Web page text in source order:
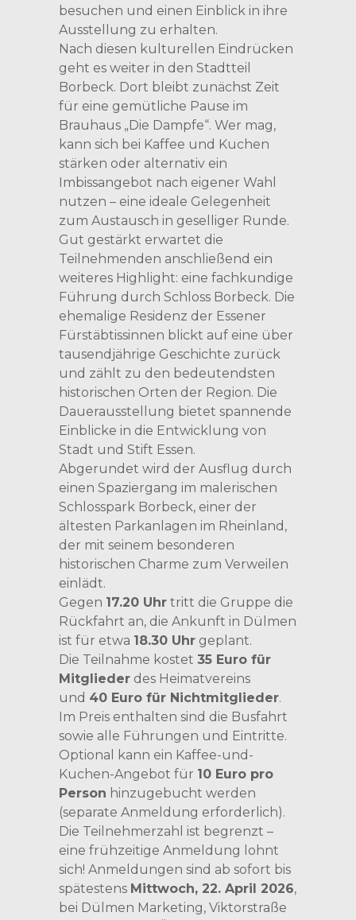
besuchen und einen Einblick in ihre
Ausstellung zu erhalten.
Nach diesen kulturellen Eindrücken
geht es weiter in den Stadtteil
Borbeck. Dort bleibt zunächst Zeit
für eine gemütliche Pause im
Brauhaus „Die Dampfe“. Wer mag,
kann sich bei Kaffee und Kuchen
stärken oder alternativ ein
Imbissangebot nach eigener Wahl
nutzen – eine ideale Gelegenheit
zum Austausch in geselliger Runde.
Gut gestärkt erwartet die
Teilnehmenden anschließend ein
weiteres Highlight: eine fachkundige
Führung durch Schloss Borbeck. Die
ehemalige Residenz der Essener
Fürstäbtissinnen blickt auf eine über
tausendjährige Geschichte zurück
und zählt zu den bedeutendsten
historischen Orten der Region. Die
Dauerausstellung bietet spannende
Einblicke in die Entwicklung von
Stadt und Stift Essen.
Abgerundet wird der Ausflug durch
einen Spaziergang im malerischen
Schlosspark Borbeck, einer der
ältesten Parkanlagen im Rheinland,
der mit seinem besonderen
historischen Charme zum Verweilen
einlädt.
Gegen 17.20 Uhrtritt die Gruppe die
Rückfahrt an, die Ankunft in Dülmen
ist für etwa 18.30 Uhrgeplant.
Die Teilnahme kostet 35 Euro für
Mitgliederdes Heimatvereins
und 40 Euro für Nichtmitglieder.
Im Preis enthalten sind die Busfahrt
sowie alle Führungen und Eintritte.
Optional kann ein Kaffee-und-
Kuchen-Angebot für 10 Euro pro
Person hinzugebucht werden
(separate Anmeldung erforderlich).
Die Teilnehmerzahl ist begrenzt –
eine frühzeitige Anmeldung lohnt
sich! Anmeldungen sind ab sofort bis
spätestens Mittwoch, 22. April 2026,
bei Dülmen Marketing, Viktorstraße